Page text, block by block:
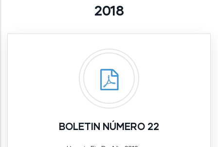
2018
BOLETIN NÚMERO 22